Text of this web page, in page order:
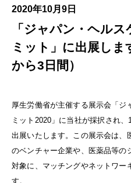
2020年10月9日
「ジャパン・ヘル
ミット」に出展しま
から3日間）
厚生労働省が主催する展示会「ジ
ミット2020」に当社が採択され
出展いたします。この展示会は、
のベンチャー企業や、医薬品等の
対象に、マッチングやネットワー
す。